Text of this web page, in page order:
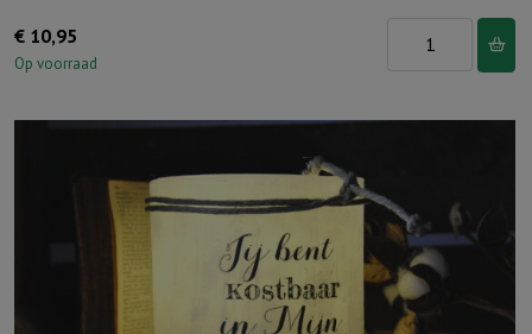
€ 10,95
Op voorraad
ik
van
jou,
Grijs
aantal